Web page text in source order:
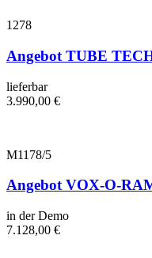
1278
Angebot TUBE
lieferbar
3.990,00 €
M1178/5
Angebot VOX-O-
in der Demo
7.128,00 €